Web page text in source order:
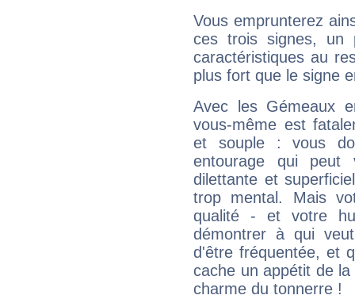
Vous emprunterez
ces trois signes, un
caractéristiques au
plus fort que le signe
Avec les Gémeaux
vous-même est
et souple : vous
entourage qui
dilettante et
trop mental. Mais
qualité - et votre
démontrer à qui
d'être fréquentée, et
cache un appétit de
charme du tonnerre !